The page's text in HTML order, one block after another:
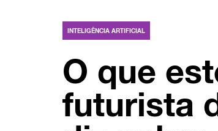
INTELIGÊNCIA ARTIFICIAL
O que
futurista